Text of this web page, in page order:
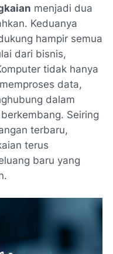
menjadi dua
Keduanya
hampir semua
dari bisnis,
tidak hanya
data,
dalam
Seiring
terbaru,
terus
baru yang